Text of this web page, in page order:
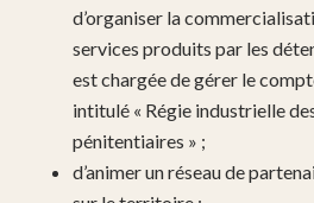
d’organiser la
services produits par les
est chargée de gérer le
intitulé « Régie industrielle
pénitentiaires » ;
d’animer un réseau de